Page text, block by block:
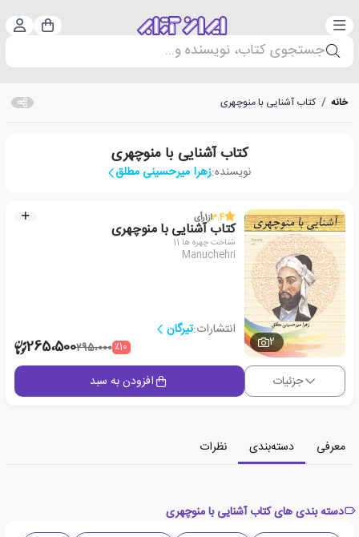
دسته‌بندی سبد
جستجوی کتاب، نویسنده و...
خانه / کتاب آشنایی با منوچهری
کتاب آشنایی با منوچهری
نویسنده:زهرا میرحسینی مطلق
2
3.4از1رأی
کتاب آشنایی با منوچهری
شناخت چهره ها 11
Manuchehri
انتشارات:تیرگان
٪10295،000265،500
جزئیات افزودن به سبد
معرفی دسته‌بندی نظرات
دسته بندی های کتاب آشنایی با منوچهری